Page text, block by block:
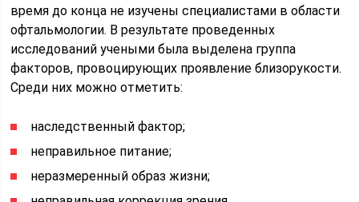
время до конца не изучены специалистами в области
офтальмологии. В результате проведенных
исследований учеными была выделена группа
факторов, провоцирующих проявление близорукости.
Среди них можно отметить:
наследственный фактор;
неправильное питание;
неразмеренный образ жизни;